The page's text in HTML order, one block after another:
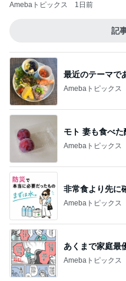
Amebaトピックス 1日前
記
最近のテーマで
Amebaトピックス
モト 妻も食べ
Amebaトピックス
非常食より先に
Amebaトピックス
あくまで家庭最
Amebaトピックス